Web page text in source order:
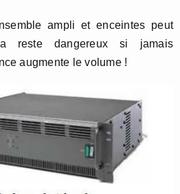
ampli et enceintes peut
reste dangereux si jamais
augmente le volume !